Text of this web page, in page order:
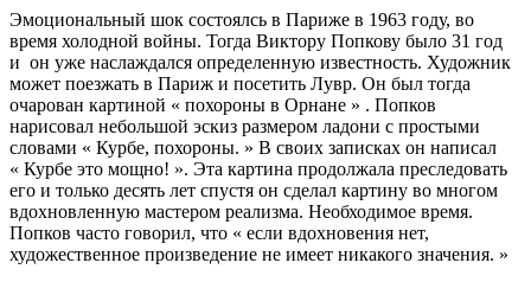
Эмоциональный шок состоялсь в Париже в 1963 году, во
время холодной войны. Тогда Виктору Попкову было 31 год
и он уже наслаждался определенную известность. Художник
может поезжать в Париж и посетить Лувр. Он был тогда
очарован картиной « похороны в Орнане » . Попков
нарисовал небольшой эскиз размером ладони с простыми
словами « Курбе, похороны. » В своих записках он написал
« Курбе это мощно! ». Эта картина продолжала преследовать
его и только десять лет спустя он сделал картину во многом
вдохновленную мастером реализма. Необходимое время.
Попков часто говорил, что « если вдохновения нет,
художественное произведение не имеет никакого значения. »